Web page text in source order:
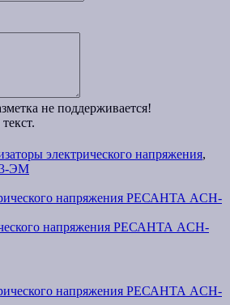
не поддерживается!
электрического напряжения,
ЭМ
напряжения РЕСАНТА ACH-